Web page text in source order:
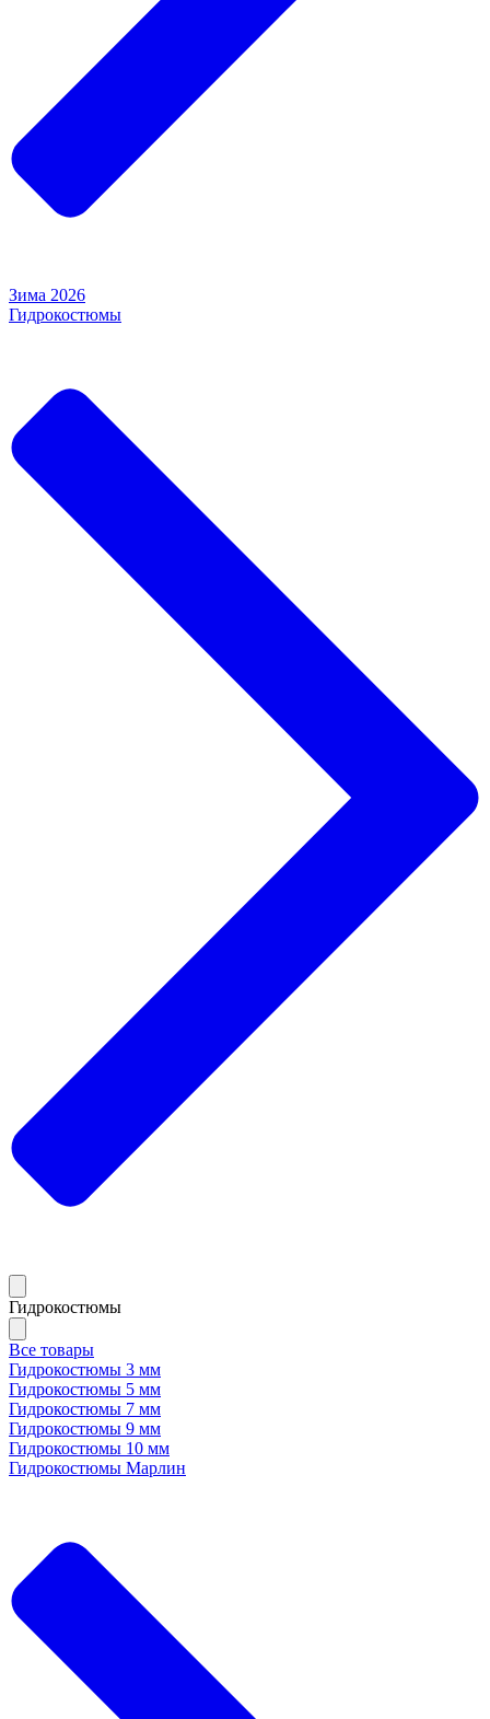
Зима 2026
Гидрокостюмы
Гидрокостюмы
Все товары
Гидрокостюмы 3 мм
Гидрокостюмы 5 мм
Гидрокостюмы 7 мм
Гидрокостюмы 9 мм
Гидрокостюмы 10 мм
Гидрокостюмы Марлин